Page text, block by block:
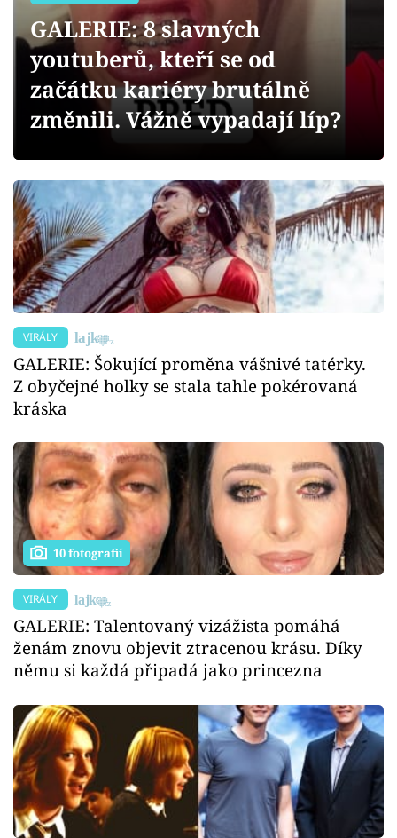
Videa
Sledujte prima+
Sledujte nás
GALERIE: 8 slavných
youtuberů, kteří se od
začátku kariéry brutálně
změnili. Vážně vypadají líp?
VIRÁLY
GALERIE: Šokující proměna vášnivé tatérky.
Z obyčejné holky se stala tahle pokérovaná
kráska
10 fotografií
VIRÁLY
GALERIE: Talentovaný vizážista pomáhá
ženám znovu objevit ztracenou krásu. Díky
němu si každá připadá jako princezna